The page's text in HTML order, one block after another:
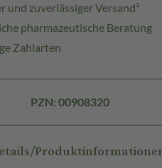
und zuverlässiger Versand³
pharmazeutische Beratung
Zahlarten
PZN: 00908320
Produktinformationen